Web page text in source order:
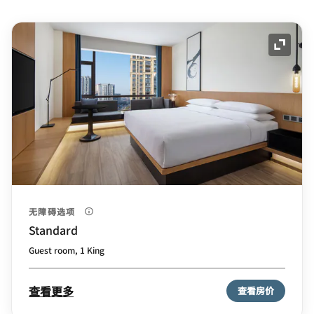
展开
无障碍选项
Standard
Guest room, 1 King
查看更多 查看房价